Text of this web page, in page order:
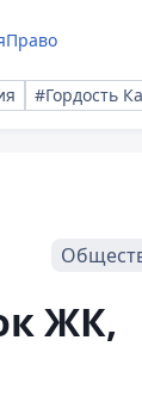
Право
#Гордость
ЖК,